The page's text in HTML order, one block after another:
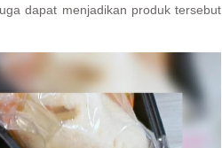
dapat menjadikan produk tersebut